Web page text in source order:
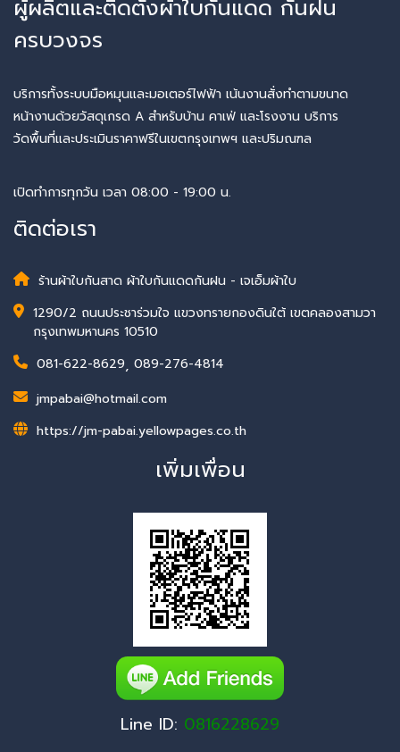
ผู้ผลิตและติดตั้งผ้าใบกันแดด กันฝน
ครบวงจร
บริการทั้งระบบมือหมุนและมอเตอร์ไฟฟ้า เน้นงานสั่งทำตามขนาด
หน้างานด้วยวัสดุเกรด A สำหรับบ้าน คาเฟ่ และโรงงาน บริการ
วัดพื้นที่และประเมินราคาฟรีในเขตกรุงเทพฯ และปริมณฑล
เปิดทำการทุกวัน เวลา 08:00 - 19:00 น.
ติดต่อเรา
ร้านผ้าใบกันสาด ผ้าใบกันแดดกันฝน - เจเอ็มผ้าใบ
1290/2 ถนนประชาร่วมใจ แขวงทรายกองดินใต้ เขตคลองสามวา
กรุงเทพมหานคร 10510
081-622-8629, 089-276-4814
jmpabai@hotmail.com
https://jm-pabai.yellowpages.co.th
เพิ่มเพื่อน
Line ID: 0816228629